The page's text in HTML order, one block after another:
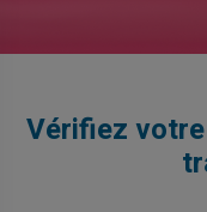
Vérifiez